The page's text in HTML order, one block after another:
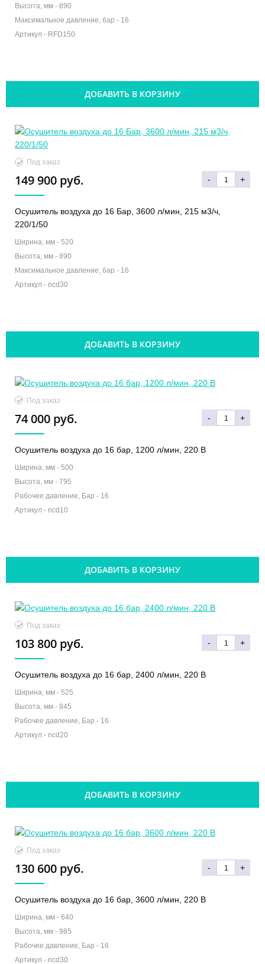
Высота, мм - 890
Максимальное давление, бар - 16
Артикул - RFD150
ДОБАВИТЬ В КОРЗИНУ
Под заказ
149 900 руб. - +
Осушитель воздуха до 16 Бар, 3600 л/мин, 215 м3/ч,
220/1/50
Ширина, мм - 520
Высота, мм - 890
Максимальное давление, бар - 16
Артикул - ncd30
ДОБАВИТЬ В КОРЗИНУ
Под заказ
74 000 руб. - +
Осушитель воздуха до 16 бар, 1200 л/мин, 220 В
Ширина, мм - 500
Высота, мм - 795
Рабочее давление, Бар - 16
Артикул - ncd10
ДОБАВИТЬ В КОРЗИНУ
Под заказ
103 800 руб. - +
Осушитель воздуха до 16 бар, 2400 л/мин, 220 В
Ширина, мм - 525
Высота, мм - 845
Рабочее давление, Бар - 16
Артикул - ncd20
ДОБАВИТЬ В КОРЗИНУ
Под заказ
130 600 руб. - +
Осушитель воздуха до 16 бар, 3600 л/мин, 220 В
Ширина, мм - 640
Высота, мм - 985
Рабочее давление, Бар - 16
Артикул - ncd30